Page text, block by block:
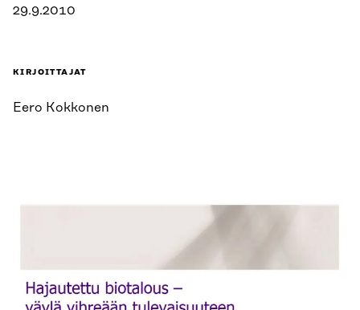
29.9.2010
KIRJOITTAJAT
Eero Kokkonen